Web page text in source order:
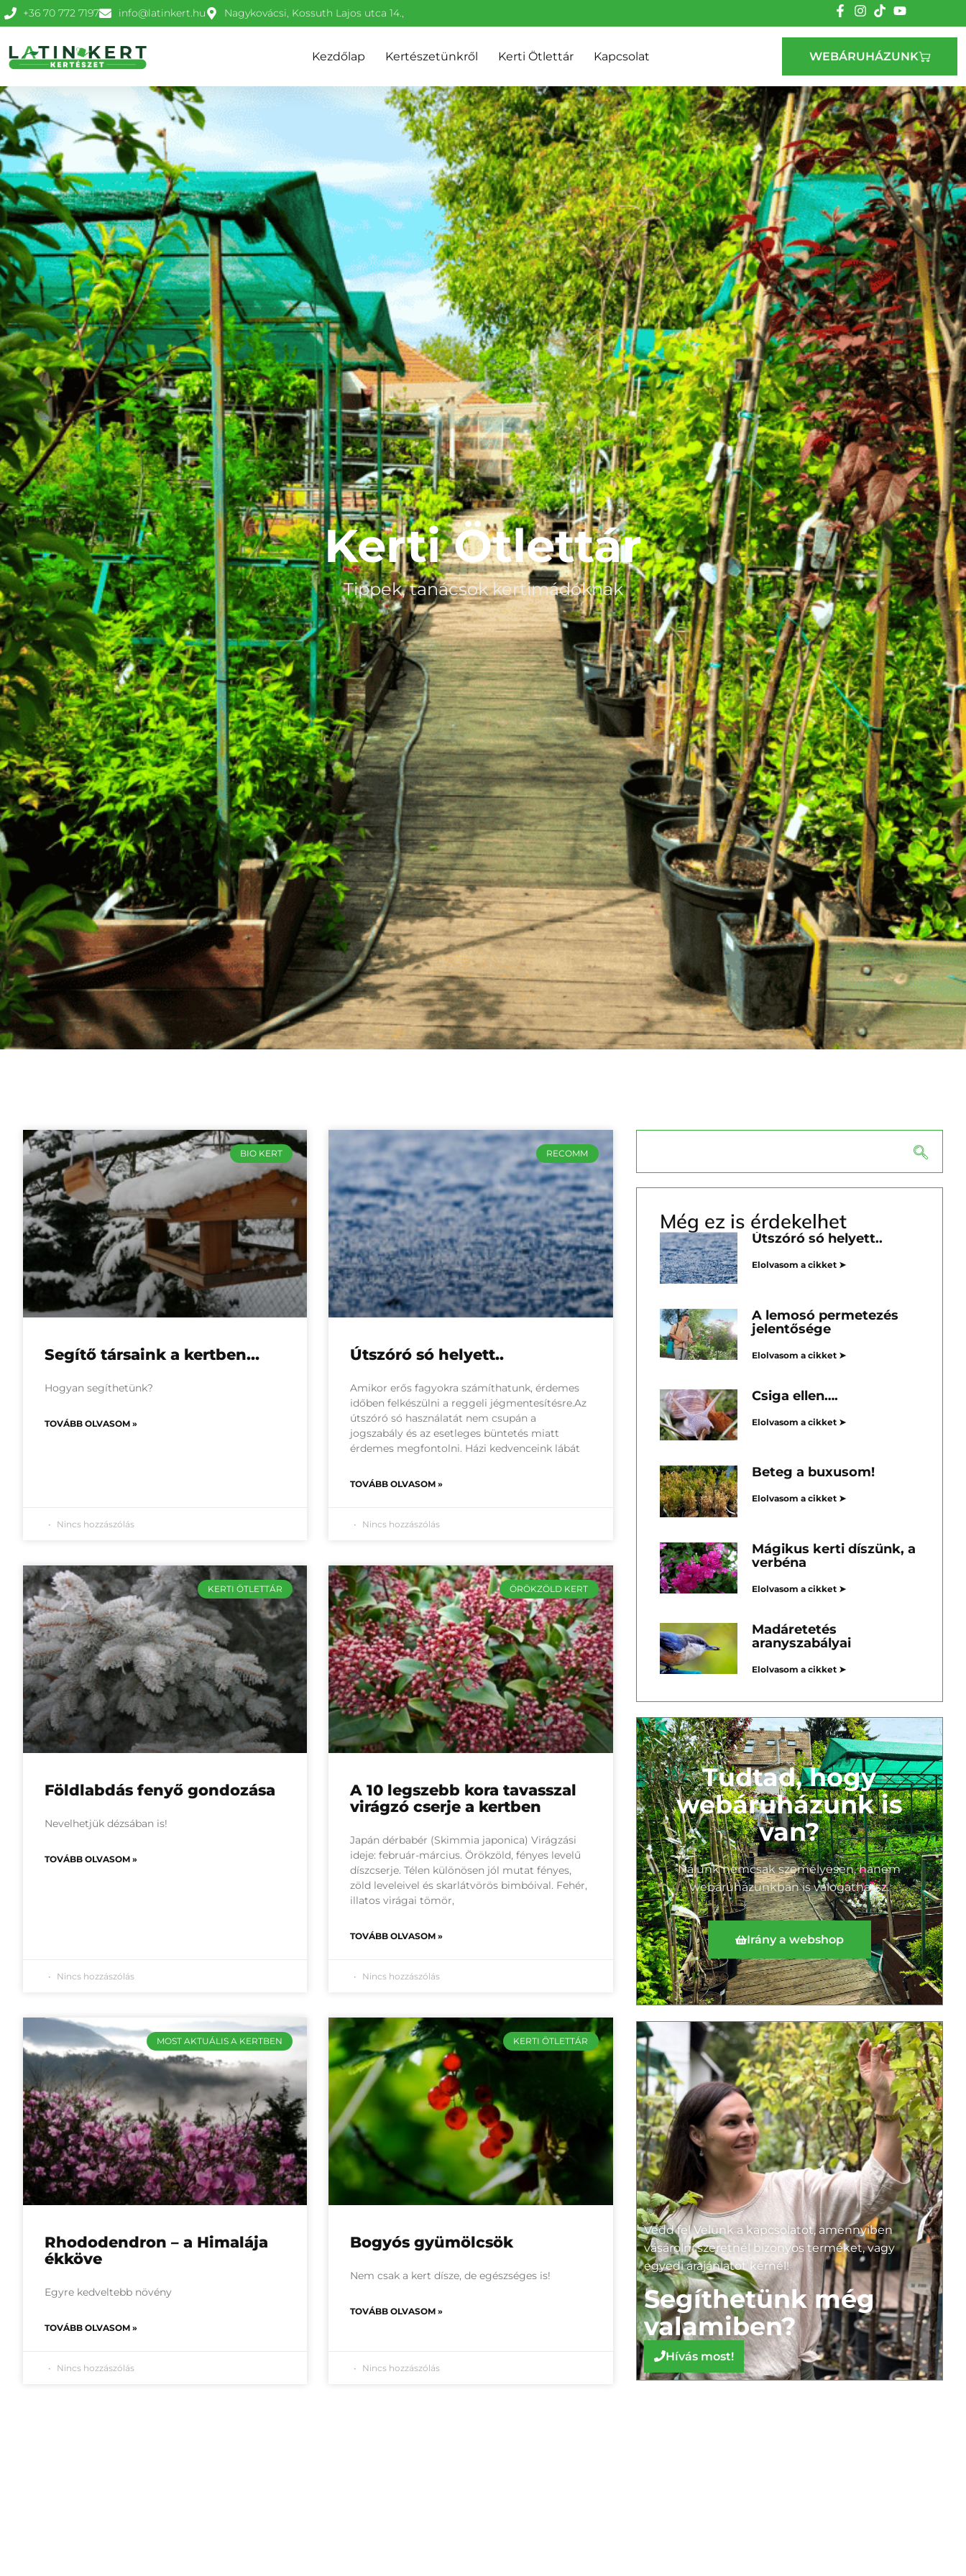
+36 70 772 7197 info@latinkert.hu Nagykovácsi, Kossuth Lajos utca 14.,
Kezdőlap Kertészetünkről Kerti Ötlettár Kapcsolat WEBÁRUHÁZUNK
Kerti Ötlettár
Tippek, tanácsok kertimádóknak
BIO KERT
Segítő társaink a kertben…
Hogyan segíthetünk?
TOVÁBB OLVASOM »
Nincs hozzászólás
RECOMM
Útszóró só helyett..
Amikor erős fagyokra számíthatunk, érdemes
időben felkészülni a reggeli jégmentesítésre.Az
útszóró só használatát nem csupán a
jogszabály és az esetleges büntetés miatt
érdemes megfontolni. Házi kedvenceink lábát
TOVÁBB OLVASOM »
Nincs hozzászólás
KERTI ÖTLETTÁR
Földlabdás fenyő gondozása
Nevelhetjük dézsában is!
TOVÁBB OLVASOM »
Nincs hozzászólás
ÖRÖKZÖLD KERT
A 10 legszebb kora tavasszal
virágzó cserje a kertben
Japán dérbabér (Skimmia japonica) Virágzási
ideje: február-március. Örökzöld, fényes levelű
díszcserje. Télen különösen jól mutat fényes,
zöld leveleivel és skarlátvörös bimbóival. Fehér,
illatos virágai tömör,
TOVÁBB OLVASOM »
Nincs hozzászólás
MOST AKTUÁLIS A KERTBEN
Rhododendron – a Himalája
ékköve
Egyre kedveltebb növény
TOVÁBB OLVASOM »
Nincs hozzászólás
KERTI ÖTLETTÁR
Bogyós gyümölcsök
Nem csak a kert dísze, de egészséges is!
TOVÁBB OLVASOM »
Nincs hozzászólás
Még ez is érdekelhet
Útszóró só helyett..
Elolvasom a cikket ➤
A lemosó permetezés
jelentősége
Elolvasom a cikket ➤
Csiga ellen….
Elolvasom a cikket ➤
Beteg a buxusom!
Elolvasom a cikket ➤
Mágikus kerti díszünk, a
verbéna
Elolvasom a cikket ➤
Madáretetés
aranyszabályai
Elolvasom a cikket ➤
Tudtad, hogy
webáruházunk is
van?
Nálunk nemcsak személyesen, hanem
webáruházunkban is válogathatsz.
Irány a webshop
Vedd fel Velünk a kapcsolatot, amennyiben
vásárolni szeretnél bizonyos terméket, vagy
egyedi árajánlatot kérnél!
Segíthetünk még
valamiben?
Hívás most!